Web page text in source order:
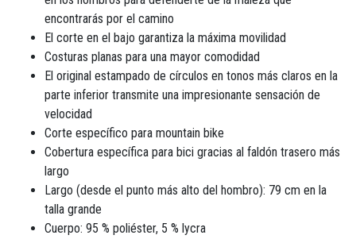
encontrarás por el camino
El corte en el bajo garantiza la máxima movilidad
Costuras planas para una mayor comodidad
El original estampado de círculos en tonos más claros en la
parte inferior transmite una impresionante sensación de
velocidad
Corte específico para mountain bike
Cobertura específica para bici gracias al faldón trasero más
largo
Largo (desde el punto más alto del hombro): 79 cm en la
talla grande
Cuerpo: 95 % poliéster, 5 % lycra